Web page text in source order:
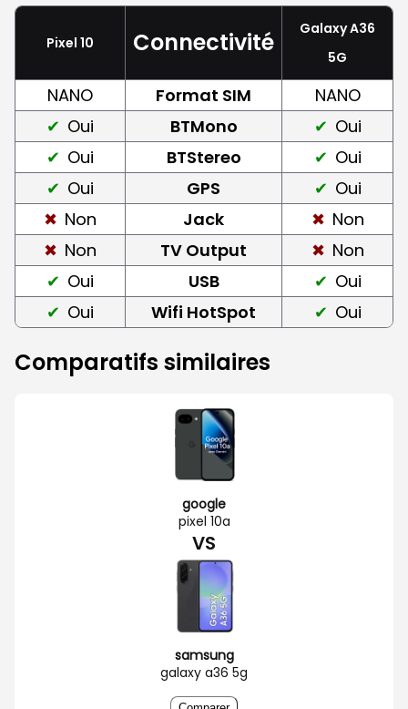
Pixel 10 Connectivité
Galaxy A36
5G
NANO Format SIM
NANO
Oui
BTMono
Oui
Oui
BTStereo
Oui
Oui
GPS
Oui
Non
Jack
Non
Non
TV Output
Non
Oui
USB
Oui
Oui
Wifi HotSpot Oui
Comparatifs similaires
google
pixel 10a
VS
samsung
galaxy a36 5g